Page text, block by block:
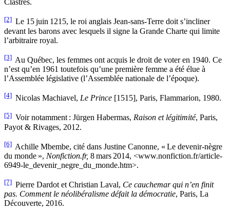
Clastres.
[2] Le 15 juin 1215, le roi anglais Jean-sans-Terre doit s’incliner
devant les barons avec lesquels il signe la Grande Charte qui limite
l’arbitraire royal.
[3] Au Québec, les femmes ont acquis le droit de voter en 1940. Ce
n’est qu’en 1961 toutefois qu’une première femme a été élue à
l’Assemblée législative (l’Assemblée nationale de l’époque).
[4] Nicolas Machiavel, Le Prince [1515], Paris, Flammarion, 1980.
[5] Voir notamment : Jürgen Habermas, Raison et légitimité, Paris,
Payot & Rivages, 2012.
[6] Achille Mbembe, cité dans Justine Canonne, « Le devenir-nègre
du monde », Nonfiction.fr, 8 mars 2014, <www.nonfiction.fr/article-
6949-le_devenir_negre_du_monde.htm>.
[7] Pierre Dardot et Christian Laval, Ce cauchemar qui n’en finit
pas. Comment le néolibéralisme défait la démocratie, Paris, La
Découverte, 2016.